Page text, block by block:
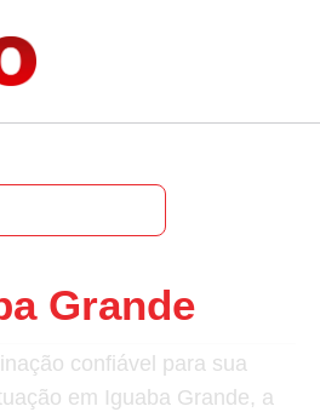
Grande
confiável para sua
em Iguaba Grande, a